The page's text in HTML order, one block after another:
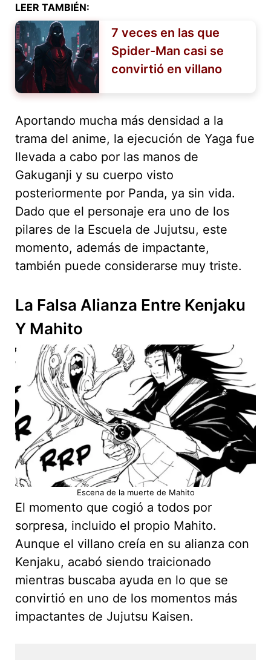
LEER TAMBIÉN:
7 veces en las que
Spider-Man casi se
convirtió en villano
Aportando mucha más densidad a la
trama del anime, la ejecución de Yaga fue
llevada a cabo por las manos de
Gakuganji y su cuerpo visto
posteriormente por Panda, ya sin vida.
Dado que el personaje era uno de los
pilares de la Escuela de Jujutsu, este
momento, además de impactante,
también puede considerarse muy triste.
La Falsa Alianza Entre Kenjaku
Y Mahito
Escena de la muerte de Mahito
El momento que cogió a todos por
sorpresa, incluido el propio Mahito.
Aunque el villano creía en su alianza con
Kenjaku, acabó siendo traicionado
mientras buscaba ayuda en lo que se
convirtió en uno de los momentos más
impactantes de Jujutsu Kaisen.